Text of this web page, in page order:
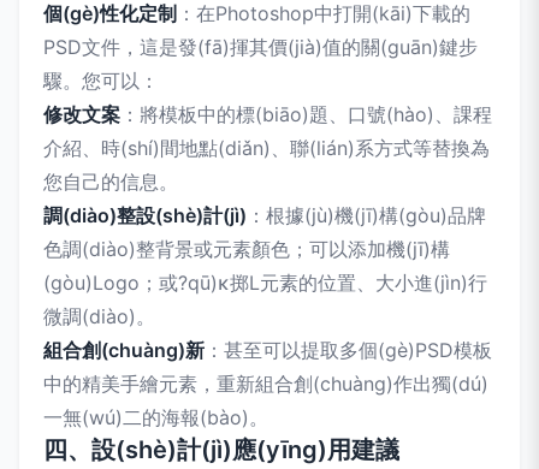
個(gè)性化定制 ：在Photoshop中打開(kāi)下載的
PSD文件，這是發(fā)揮其價(jià)值的關(guān)鍵步
驟。您可以：
修改文案 ：將模板中的標(biāo)題、口號(hào)、課程
介紹、時(shí)間地點(diǎn)、聯(lián)系方式等替換為
您自己的信息。
調(diào)整設(shè)計(jì) ：根據(jù)機(jī)構(gòu)品牌
色調(diào)整背景或元素顏色；可以添加機(jī)構
(gòu)Logo；或?qū)κ掷L元素的位置、大小進(jìn)行
微調(diào)。
組合創(chuàng)新 ：甚至可以提取多個(gè)PSD模板
中的精美手繪元素，重新組合創(chuàng)作出獨(dú)
一無(wú)二的海報(bào)。
四、設(shè)計(jì)應(yīng)用建議